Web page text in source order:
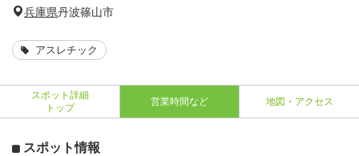
兵庫県丹波篠山市
アスレチック
スポット詳細
トップ
営業時間など 地図・アクセス
スポット情報